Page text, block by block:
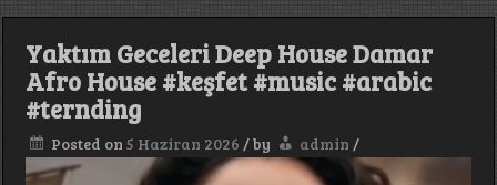
Yaktım Geceleri Deep House Damar
Afro House #keşfet #music #arabic
#ternding
Posted on 5 Haziran 2026 /by admin /